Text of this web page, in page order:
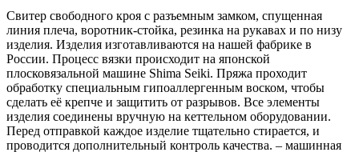
Свитер свободного кроя с разъемным замком, спущенная
линия плеча, воротник-стойка, резинка на рукавах и по низу
изделия. Изделия изготавливаются на нашей фабрике в
России. Процесс вязки происходит на японской
плосковязальной машине Shima Seiki. Пряжа проходит
обработку специальным гипоаллергенным воском, чтобы
сделать её крепче и защитить от разрывов. Все элементы
изделия соединены вручную на кеттельном оборудовании.
Перед отправкой каждое изделие тщательно стирается, и
проводится дополнительный контроль качества. – машинная